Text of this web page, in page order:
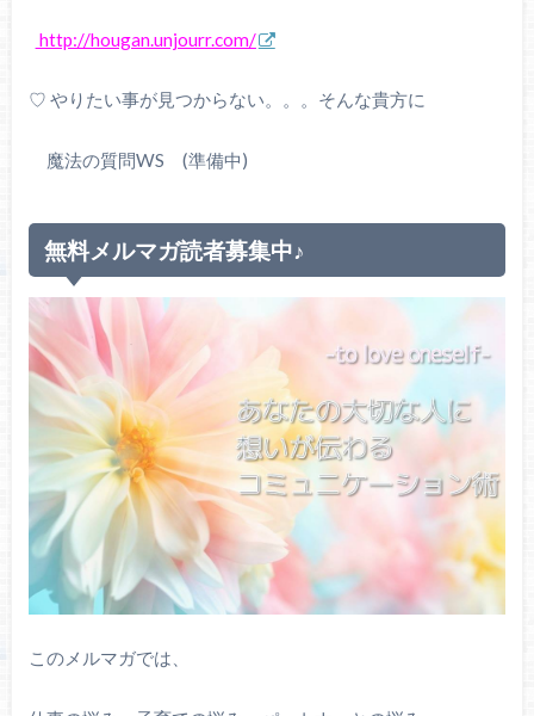
http://hougan.unjourr.com/
♡ やりたい事が見つからない。。。そんな貴方に
魔法の質問WS (準備中)
無料メルマガ読者募集中♪
このメルマガでは、